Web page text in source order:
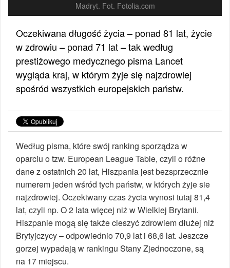
Madryt. Fot. Fotolia.com
Oczekiwana długość życia – ponad 81 lat, życie
w zdrowiu – ponad 71 lat – tak według
prestiżowego medycznego pisma Lancet
wygląda kraj, w którym żyje się najzdrowiej
spośród wszystkich europejskich państw.
Według pisma, które swój ranking sporządza w
oparciu o tzw. European League Table, czyli o różne
dane z ostatnich 20 lat, Hiszpania jest bezsprzecznie
numerem jeden wśród tych państw, w których żyje sie
najzdrowiej. Oczekiwany czas życia wynosi tutaj 81,4
lat, czyli np. O 2 lata więcej niż w Wielkiej Brytanii.
Hiszpanie mogą się także cieszyć zdrowiem dłużej niż
Brytyjczycy – odpowiednio 70,9 lat i 68,6 lat. Jeszcze
gorzej wypadają w rankingu Stany Zjednoczone, są
na 17 miejscu.